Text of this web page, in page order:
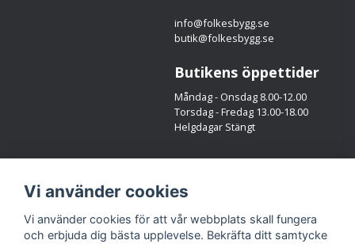
info@folkesbygg.se
butik@folkesbygg.se
Butikens öppettider
Måndag - Onsdag 8.00-12.00
Torsdag - Fredag 13.00-18.00
Helgdagar Stängt
Facebook
Instagram
Vi använder cookies
Vi använder cookies för att vår webbplats skall fungera
och erbjuda dig bästa upplevelse. Bekräfta ditt samtycke